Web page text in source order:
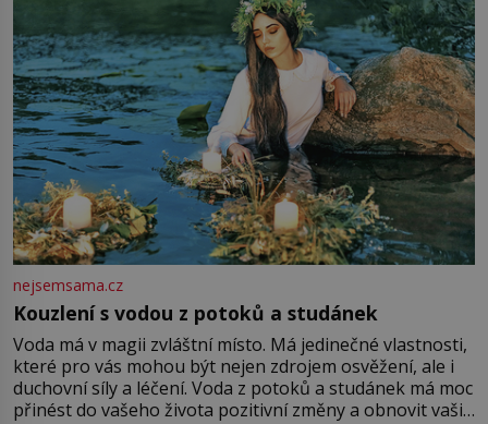
nejsemsama.cz
Kouzlení s vodou z potoků a studánek
Voda má v magii zvláštní místo. Má jedinečné vlastnosti,
které pro vás mohou být nejen zdrojem osvěžení, ale i
duchovní síly a léčení. Voda z potoků a studánek má moc
přinést do vašeho života pozitivní změny a obnovit vaši